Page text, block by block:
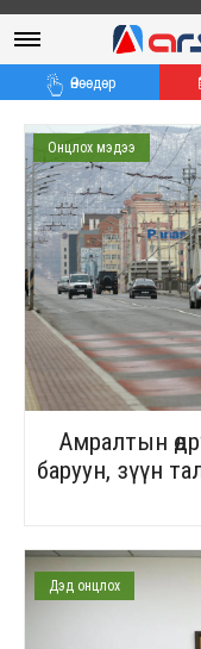
Өнөөдөр
Онцлох мэдээ
Амралтын
баруун, зүүн
Дэд онцлох